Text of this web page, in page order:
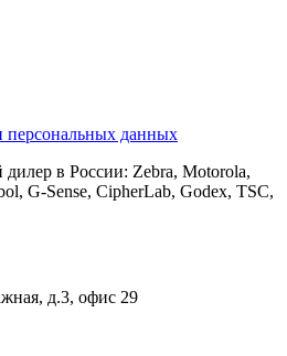
персональных данных
в России: Zebra, Motorola,
G-Sense, CipherLab, Godex, TSC,
д.3, офис 29